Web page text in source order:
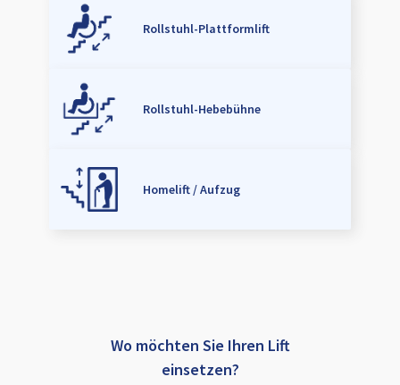
Rollstuhl-Plattformlift
Rollstuhl-Hebebühne
Homelift / Aufzug
Wo möchten Sie Ihren Lift
einsetzen?